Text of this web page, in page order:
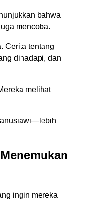
bahwa
mencoba.
Cerita tentang
dihadapi, dan
melihat
ingin mereka